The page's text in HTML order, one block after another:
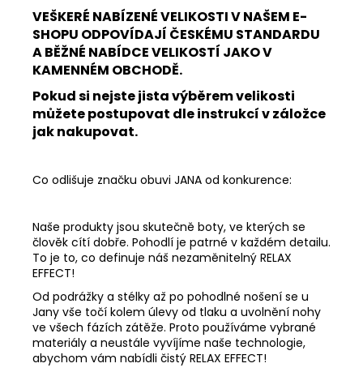
VEŠKERÉ NABÍZENÉ VELIKOSTI V NAŠEM E-
SHOPU ODPOVÍDAJÍ ČESKÉMU STANDARDU
A BĚŽNÉ NABÍDCE VELIKOSTÍ JAKO V
KAMENNÉM OBCHODĚ.
Pokud si nejste jista výběrem velikosti
můžete postupovat dle instrukcí v záložce
jak nakupovat.
Co odlišuje značku obuvi JANA od konkurence:
Naše produkty jsou skutečně boty, ve kterých se
člověk cítí dobře. Pohodlí je patrné v každém detailu.
To je to, co definuje náš nezaměnitelný RELAX
EFFECT!
Od podrážky a stélky až po pohodlné nošení se u
Jany vše točí kolem úlevy od tlaku a uvolnění nohy
ve všech fázích zátěže. Proto používáme vybrané
materiály a neustále vyvíjíme naše technologie,
abychom vám nabídli čistý RELAX EFFECT!